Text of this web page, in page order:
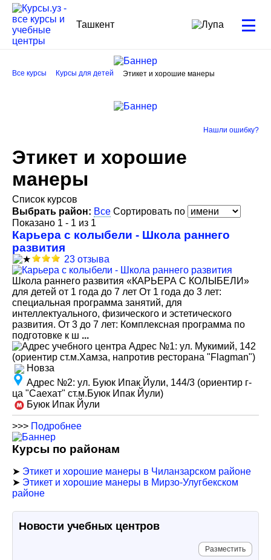
Ташкент
Все курсы Курсы для детей Этикет и хорошие манеры
Нашли ошибку?
Этикет и хорошие
манеры
Список курсов
Выбрать район: Все Сортировать по
Показано 1 - 1 из 1
Карьера с колыбели - Школа раннего
развития
23 отзыва
Школа раннего развития «КАРЬЕРА С КОЛЫБЕЛИ»
для детей от 1 года до 7 лет От 1 года до 3 лет:
специальная программа занятий, для
интеллектуального, физического и эстетического
развития. От 3 до 7 лет: Комплексная программа по
подготовке к ш ...
Адрес №1: ул. Мукимий, 142
(ориентир ст.м.Хамза, напротив ресторана "Flagman")
Новза
Адрес №2: ул. Буюк Ипак Йули, 144/3 (ориентир г-
ца "Саехат" ст.м.Буюк Ипак Йули)
Буюк Ипак Йули
>>> Подробнее
Курсы по районам
➤ Этикет и хорошие манеры в Чиланзарском районе
➤ Этикет и хорошие манеры в Мирзо-Улугбекском
районе
Новости учебных центров
Разместить